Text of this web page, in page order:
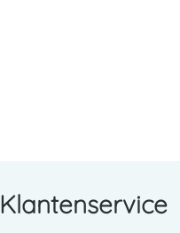
Klantenservice